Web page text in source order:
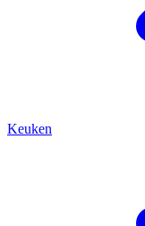
Keuken